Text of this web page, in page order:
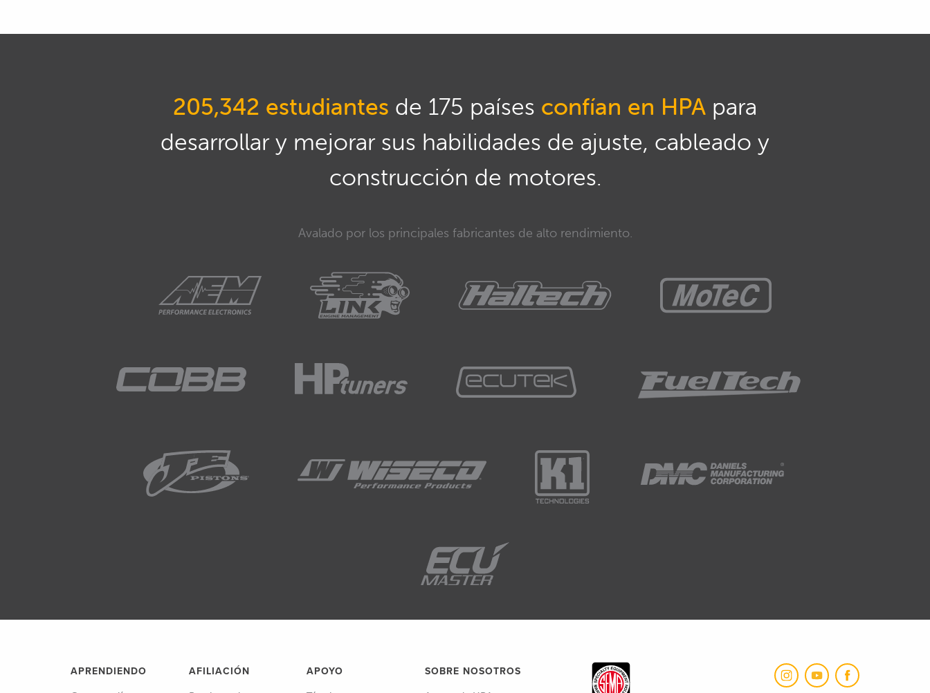
205,342 estudiantes de 175 países confían en HPA para
desarrollar y mejorar sus habilidades de ajuste, cableado y
construcción de motores.
Avalado por los principales fabricantes de alto rendimiento.
APRENDIENDO AFILIACIÓN APOYO SOBRE NOSOTROS